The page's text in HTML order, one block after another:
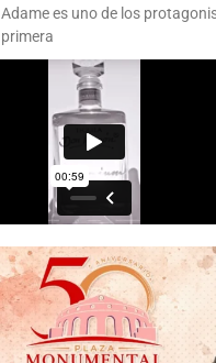
Adame es uno de los
primera